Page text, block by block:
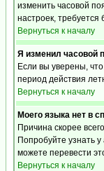
изменить часовой
настроек,
Вернуться к началу
Я изменил часовой
Если вы уверены,
период действия
Вернуться к началу
Моего языка нет в
Причина скорее
Попробуйте узнать
можете перевести
Вернуться к началу